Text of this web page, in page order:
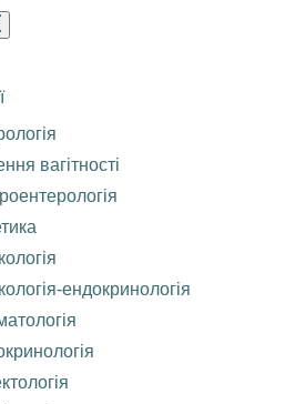
вагітності
ендокринологія